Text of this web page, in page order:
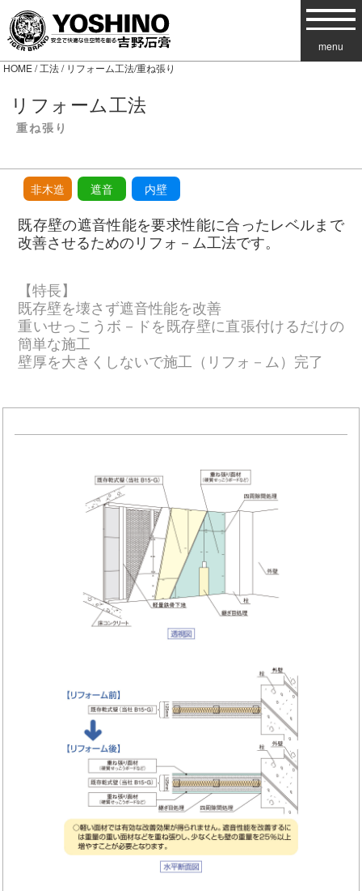
menu
HOME/工法/ リフォーム工法/重ね張り
リフォーム工法
重ね張り
非木造 遮音 内壁
既存壁の遮音性能を要求性能に合ったレベルまで
改善させるためのリフォ－ム工法です。
【特長】
既存壁を壊さず遮音性能を改善
重いせっこうボ－ドを既存壁に直張付けるだけの
簡単な施工
壁厚を大きくしないで施工（リフォ－ム）完了